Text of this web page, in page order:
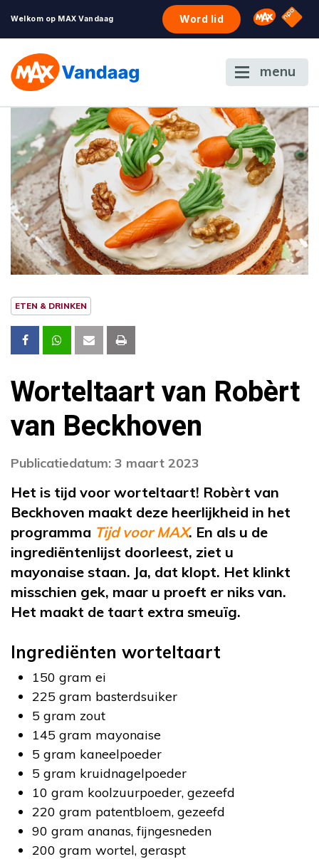
Welkom op MAX Vandaag Word lid Omroep
NPO
menu
ETEN & DRINKEN
Worteltaart van Robèrt
van Beckhoven
Publicatiedatum: 3 maart 2023
Het is tijd voor worteltaart! Robèrt van
Beckhoven maakt deze heerlijkheid in het
programma Tijd voor MAX. En als u de
ingrediëntenlijst doorleest, ziet u
mayonaise staan. Ja, dat klopt. Het klinkt
misschien gek, maar u proeft er niks van.
Het maakt de taart extra smeuïg.
Ingrediënten worteltaart
150 gram ei
225 gram basterdsuiker
5 gram zout
145 gram mayonaise
5 gram kaneelpoeder
5 gram kruidnagelpoeder
10 gram koolzuurpoeder, gezeefd
220 gram patentbloem, gezeefd
90 gram ananas, fijngesneden
200 gram wortel, geraspt